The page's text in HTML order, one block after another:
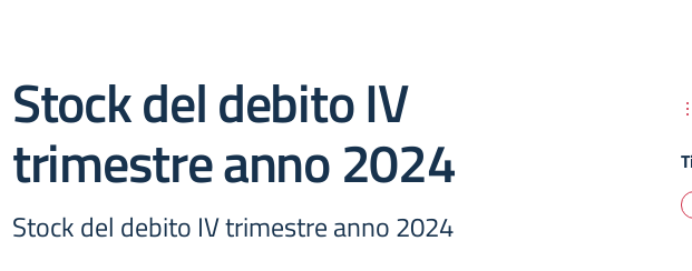
Stock del debito IV
trimestre anno 2024
Stock del debito IV trimestre anno 2024